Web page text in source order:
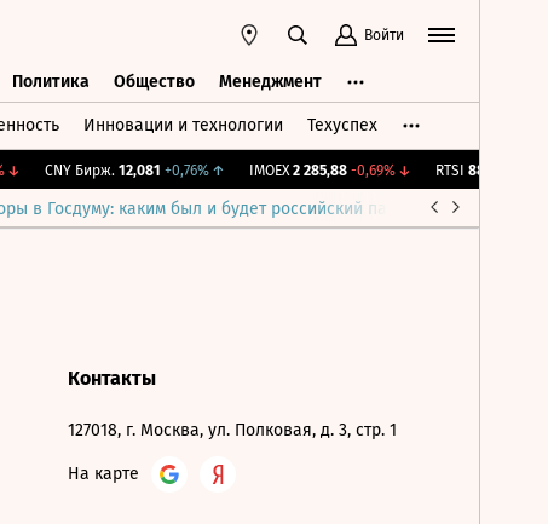
Войти
Политика Общество Менеджмент
Инновации и технологии Техуспех
CNY Бирж. 12,081 +0,76%↑ IMOEX 2 285,88 -0,69%↓ RTSI 884,56
в Госдуму: каким был и будет российский парламент
Контакты
127018, г. Москва, ул. Полковая, д. 3, стр. 1
На карте